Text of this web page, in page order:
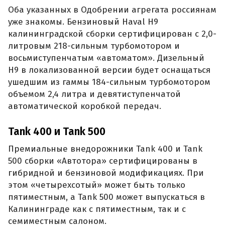
Оба указанных в Одобрении агрегата россиянам
уже знакомы. Бензиновый Haval H9
калининградской сборки сертифицирован с 2,0-
литровым 218-сильным турбомотором и
восьмиступенчатым «автоматом». Дизельный
H9 в локализованной версии будет оснащаться
ушедшим из гаммы 184-сильным турбомотором
объемом 2,4 литра и девятиступенчатой
автоматической коробкой передач.
Tank 400 и Tank 500
Премиальные внедорожники Tank 400 и Tank
500 сборки «Автотора» сертифицированы в
гибридной и бензиновой модификациях. При
этом «четырехсотый» может быть только
пятиместным, а Tank 500 может выпускаться в
Калининграде как с пятиместным, так и с
семиместным салоном.